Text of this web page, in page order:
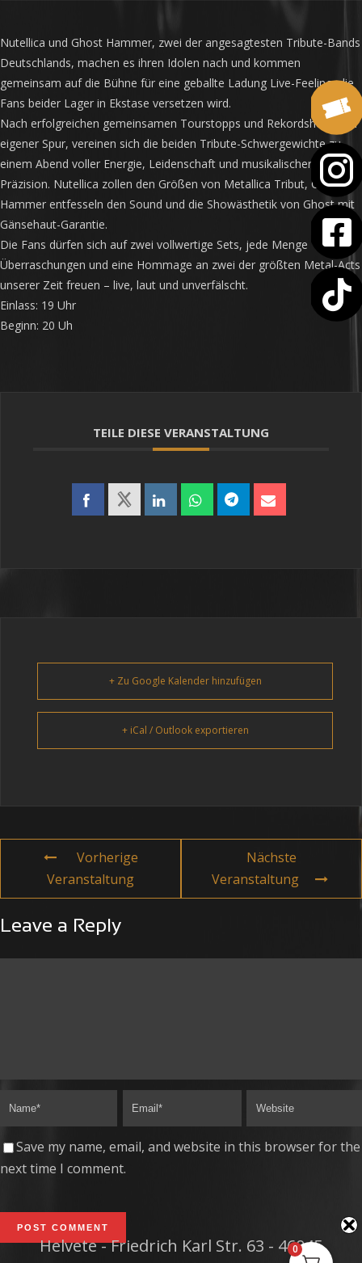
Nutellica und Ghost Hammer, zwei der angesagtesten Tribute-Bands
Deutschlands, machen es ihren Idolen nach und kommen
gemeinsam auf die Bühne für eine geballte Ladung Live-Feeling, die
Fans beider Lager in Ekstase versetzen wird.
Nach erfolgreichen gemeinsamen Tourstopps und Rekordshows auf
eigener Spur, vereinen sich die beiden Tribute-Schwergewichte zu
einem Abend voller Energie, Leidenschaft und musikalischer
Präzision. Nutellica zollen den Größen von Metallica Tribut, Ghost
Hammer entfesseln den Sound und die Showästhetik von Ghost mit
Gänsehaut-Garantie.
Die Fans dürfen sich auf zwei vollwertige Sets, jede Menge
Überraschungen und eine Hommage an zwei der größten Metal-Acts
unserer Zeit freuen – live, laut und unverfälscht.
Einlass: 19 Uhr
Beginn: 20 Uh
TEILE DIESE VERANSTALTUNG
+ Zu Google Kalender hinzufügen
+ iCal / Outlook exportieren
Vorherige
Veranstaltung
Nächste
Veranstaltung
Leave a Reply
Save my name, email, and website in this browser for the
next time I comment.
Helvete - Friedrich Karl Str. 63 - 46045
0